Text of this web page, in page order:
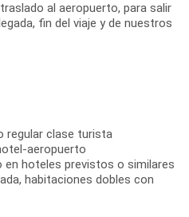
al aeropuerto, para salir
fin del viaje y de nuestros
regular clase turista
aeropuerto
en hoteles previstos o similares
habitaciones dobles con